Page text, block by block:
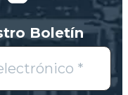
Boletín